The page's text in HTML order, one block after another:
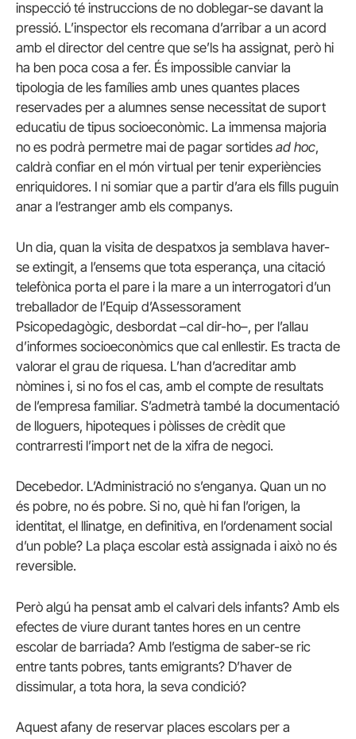
inspecció té instruccions de no doblegar-se davant la
pressió. L’inspector els recomana d’arribar a un acord
amb el director del centre que se’ls ha assignat, però hi
ha ben poca cosa a fer. És impossible canviar la
tipologia de les famílies amb unes quantes places
reservades per a alumnes sense necessitat de suport
educatiu de tipus socioeconòmic. La immensa majoria
no es podrà permetre mai de pagar sortides ad hoc,
caldrà confiar en el món virtual per tenir experiències
enriquidores. I ni somiar que a partir d’ara els fills puguin
anar a l’estranger amb els companys.
Un dia, quan la visita de despatxos ja semblava haver-
se extingit, a l’ensems que tota esperança, una citació
telefònica porta el pare i la mare a un interrogatori d’un
treballador de l’Equip d’Assessorament
Psicopedagògic, desbordat –cal dir-ho–, per l’allau
d’informes socioeconòmics que cal enllestir. Es tracta de
valorar el grau de riquesa. L’han d’acreditar amb
nòmines i, si no fos el cas, amb el compte de resultats
de l’empresa familiar. S’admetrà també la documentació
de lloguers, hipoteques i pòlisses de crèdit que
contrarresti l’import net de la xifra de negoci.
Decebedor. L’Administració no s’enganya. Quan un no
és pobre, no és pobre. Si no, què hi fan l’origen, la
identitat, el llinatge, en definitiva, en l’ordenament social
d’un poble? La plaça escolar està assignada i això no és
reversible.
Però algú ha pensat amb el calvari dels infants? Amb els
efectes de viure durant tantes hores en un centre
escolar de barriada? Amb l’estigma de saber-se ric
entre tants pobres, tants emigrants? D’haver de
dissimular, a tota hora, la seva condició?
Aquest afany de reservar places escolars per a